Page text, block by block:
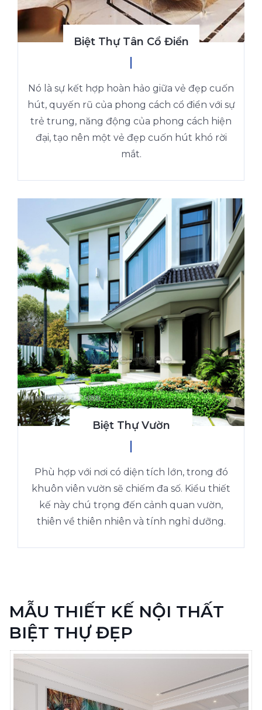
Biệt Thự Tân Cổ Điển
Nó là sự kết hợp hoàn hảo giữa vẻ đẹp cuốn
hút, quyến rũ của phong cách cổ điển với sự
trẻ trung, năng động của phong cách hiện
đại, tạo nên một vẻ đẹp cuốn hút khó rời
mắt.
Biệt Thự Vườn
Phù hợp với nơi có diện tích lớn, trong đó
khuôn viên vườn sẽ chiếm đa số. Kiểu thiết
kế này chú trọng đến cảnh quan vườn,
thiên về thiên nhiên và tính nghỉ dưỡng.
MẪU THIẾT KẾ NỘI THẤT
BIỆT THỰ ĐẸP